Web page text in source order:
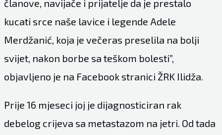
članove, navijače i prijatelje da je prestalo
kucati srce naše lavice i legende Adele
Merdžanić, koja je večeras preselila na bolji
svijet, nakon borbe sa teškom bolesti”,
objavljeno je na Facebook stranici ŽRK Ilidža.
Prije 16 mjeseci joj je dijagnosticiran rak
debelog crijeva sa metastazom na jetri. Od tada